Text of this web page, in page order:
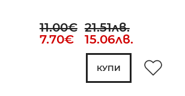
11.00€ 21.51лв.
7.70€ 15.06лв.
КУПИ